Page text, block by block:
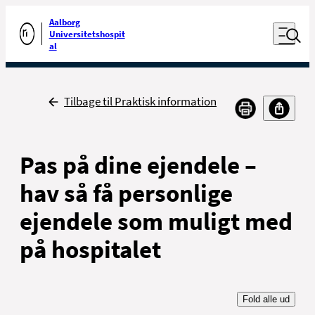
Gå til forsiden
Aalborg
Universitetshospit
al
Åben
Udfør søgning
Tilbage
Tilbage til Praktisk information
Pas på dine ejendele –
hav så få personlige
ejendele som muligt med
på hospitalet
Fold alle ud